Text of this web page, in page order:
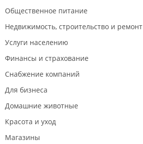
Общественное питание
Недвижимость, строительство и ремонт
Услуги населению
Финансы и страхование
Снабжение компаний
Для бизнеса
Домашние животные
Красота и уход
Магазины